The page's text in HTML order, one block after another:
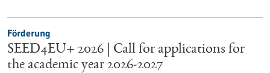
Förderung
SEED4EU+ 2026 | Call for applications for
the academic year 2026-2027